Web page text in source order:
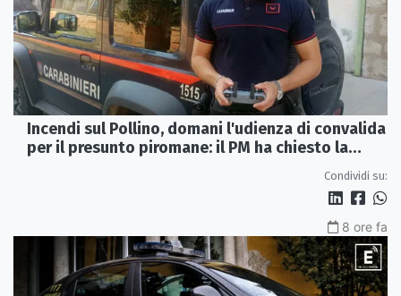
Incendi sul Pollino, domani l'udienza di convalida
per il presunto piromane: il PM ha chiesto la
Condividi su:
8 ore fa